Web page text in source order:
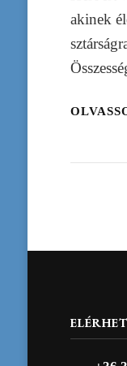
akinek